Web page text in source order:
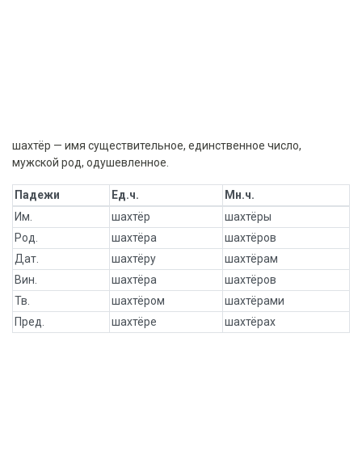
шахтёр — имя существительное, единственное число,
мужской род, одушевленное.
Падежи Ед.ч.
Мн.ч.
Им.
шахтёр
шахтёры
Род.
шахтёра
шахтёров
Дат.
шахтёру
шахтёрам
Вин.
шахтёра
шахтёров
Тв.
шахтёром
шахтёрами
Пред.
шахтёре шахтёрах